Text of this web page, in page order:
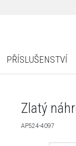
PŘÍSLUŠENSTVÍ
Zlatý
AP524-4097